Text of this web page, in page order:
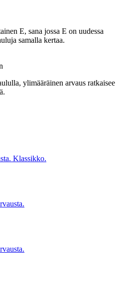
E, sana jossa E on uudessa
samalla kertaa.
ylimääräinen arvaus ratkaisee
Klassikko.